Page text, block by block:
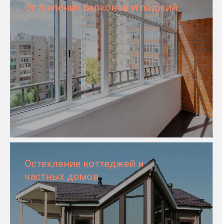
Остекление балконов и лоджий
Остекление коттеджей и
частных домов